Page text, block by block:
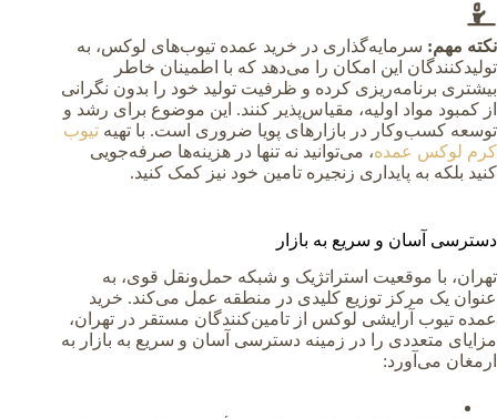
نکته مهم: سرمایه‌گذاری در خرید عمده تیوب‌های لوکس، به
تولیدکنندگان این امکان را می‌دهد که با اطمینان خاطر
بیشتری برنامه‌ریزی کرده و ظرفیت تولید خود را بدون نگرانی
از کمبود مواد اولیه، مقیاس‌پذیر کنند. این موضوع برای رشد و
توسعه کسب‌وکار در بازارهای پویا ضروری است. با تهیه تیوب
کرم لوکس عمده، می‌توانید نه تنها در هزینه‌ها صرفه‌جویی
کنید بلکه به پایداری زنجیره تامین خود نیز کمک کنید.
دسترسی آسان و سریع به بازار
تهران، با موقعیت استراتژیک و شبکه حمل‌ونقل قوی، به
عنوان یک مرکز توزیع کلیدی در منطقه عمل می‌کند. خرید
عمده تیوب آرایشی لوکس از تامین‌کنندگان مستقر در تهران،
مزایای متعددی را در زمینه دسترسی آسان و سریع به بازار به
ارمغان می‌آورد: